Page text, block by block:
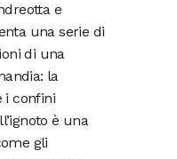
e
una serie di
di una
la
i confini
è una
gli